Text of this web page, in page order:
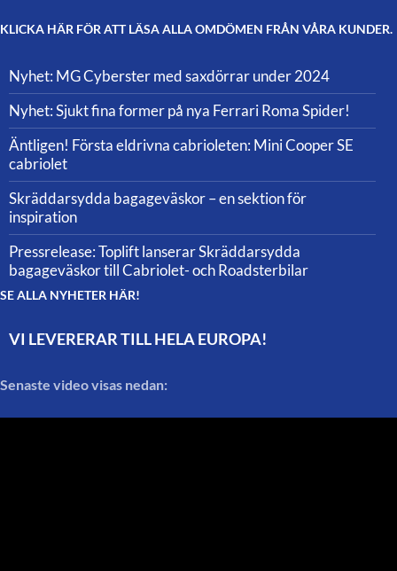
KLICKA HÄR FÖR ATT LÄSA ALLA OMDÖMEN FRÅN VÅRA KUNDER.
Nyhet: MG Cyberster med saxdörrar under 2024
Nyhet: Sjukt fina former på nya Ferrari Roma Spider!
Äntligen! Första eldrivna cabrioleten: Mini Cooper SE
cabriolet
Skräddarsydda bagageväskor – en sektion för
inspiration
Pressrelease: Toplift lanserar Skräddarsydda
bagageväskor till Cabriolet- och Roadsterbilar
SE ALLA NYHETER HÄR!
VI LEVERERAR TILL HELA EUROPA!
Senaste video visas nedan: